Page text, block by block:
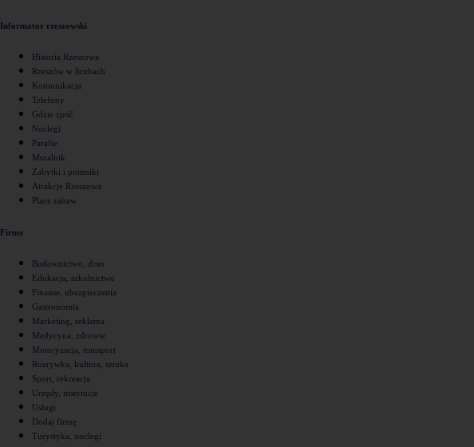
Informator rzeszowski
Historia Rzeszowa
Rzeszów w liczbach
Komunikacja
Telefony
Gdzie zjeść
Noclegi
Parafie
Mszalnik
Zabytki i pomniki
Atrakcje Rzeszowa
Place zabaw
Firmy
Budownictwo, dom
Edukacja, szkolnictwo
Finanse, ubezpieczenia
Gastronomia
Marketing, reklama
Medycyna, zdrowie
Motoryzacja, transport
Rozrywka, kultura, sztuka
Sport, rekreacja
Urzędy, instytucje
Usługi
Dodaj firmę
Turystyka, noclegi